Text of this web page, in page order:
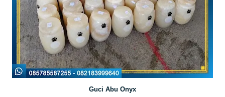
Guci Abu Onyx